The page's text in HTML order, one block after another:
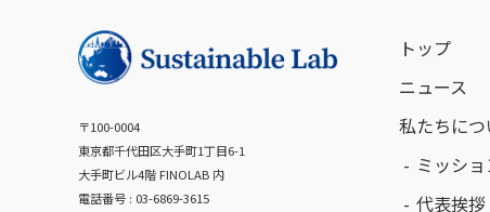
〒100-0004
東京都千代田区大手町1丁目6-1
大手町ビル4階 FINOLAB 内
電話番号 : 03-6869-3615
トップ
ニュース
私たちにつ
ミッシ
代表挨拶